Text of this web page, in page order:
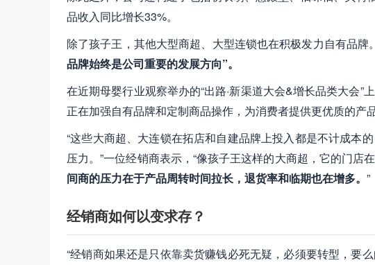
品收入同比增长33%。
除了孩子王，其他大型商超、大型连锁也在积极发力自有品
品牌始终是公司重要的发展方向”。
在近期母婴行业观察举办的“出路·新渠道大会&增长品类大会
正在加强自有品牌和定制商品操作，为消费者提供更优质的产品
“这些大商超、大连锁在拓店和自建品牌上投入都是不计成本
压力。”一位经销商表示，“像孩子王这样的大商超，它的门店
间商的压力在于产品周转时间拉长，退货率和临期也在增多。 ”
经销商如何以变求存？
“经销商如果还是只依靠卖货赚钱必死无疑，必须要转型，要